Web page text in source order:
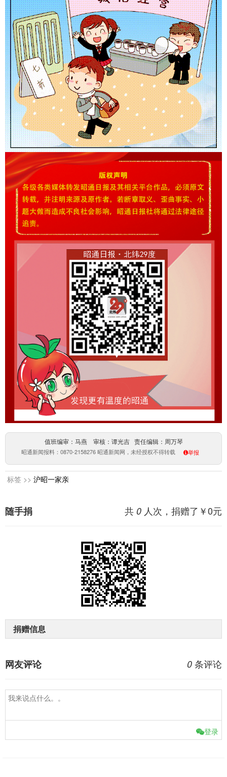
值班编审：马燕 审核：谭光吉 责任编辑：周万琴
昭通新闻报料：0870-2158276 昭通新闻网，未经授权不得转载 举报
标签 >> 沪昭一家亲
共 0 人次，捐赠了￥0元
随手捐
捐赠信息
0 条评论
网友评论
登录